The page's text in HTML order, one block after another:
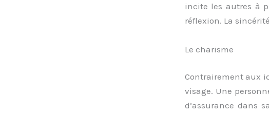
incite les autres à
réflexion. La
Le charisme
Contrairement aux
visage. Une
d’assurance dans